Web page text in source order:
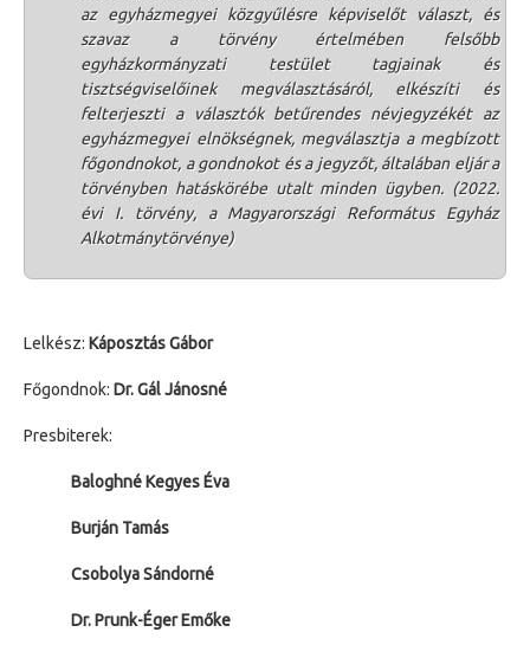
az egyházmegyei közgyűlésre képviselőt választ, és
szavaz a törvény értelmében felsőbb
egyházkormányzati testület tagjainak és
tisztségviselőinek megválasztásáról, elkészíti és
felterjeszti a választók betűrendes névjegyzékét az
egyházmegyei elnökségnek, megválasztja a megbízott
főgondnokot, a gondnokot és a jegyzőt, általában eljár a
törvényben hatáskörébe utalt minden ügyben. (2022.
évi I. törvény, a Magyarországi Református Egyház
Alkotmánytörvénye)
Lelkész: Káposztás Gábor
Főgondnok: Dr. Gál Jánosné
Presbiterek:
Baloghné Kegyes Éva
Burján Tamás
Csobolya Sándorné
Dr. Prunk-Éger Emőke